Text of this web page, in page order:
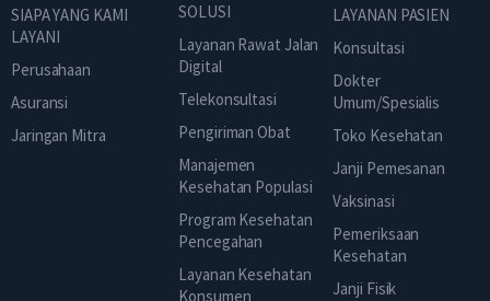
SIAPA YANG KAMI
LAYANI
Perusahaan
Asuransi
Jaringan Mitra
SOLUSI
Layanan Rawat Jalan
Digital
Telekonsultasi
Pengiriman Obat
Manajemen
Kesehatan Populasi
Program Kesehatan
Pencegahan
Layanan Kesehatan
Konsumen
LAYANAN PASIEN
Konsultasi
Dokter
Umum/Spesialis
Toko Kesehatan
Janji Pemesanan
Vaksinasi
Pemeriksaan
Kesehatan
Janji Fisik